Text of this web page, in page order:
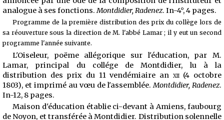
analogue à ses fonctions. Montdidier, Radenez. In-4°, 4 pages.
Programme de la première distribution des prix du collège lors de
sa réouverture sous la direction de M. l'abbé Lamar ; il y eut un second
programme l'année suivante.
L'Oiseleur, poëme allégorique sur l'éducation, par M.
Lamar, principal du collége de Montdidier, lu à la
distribution des prix du 11 vendémiaire an xii(4 octobre
1803), et imprimé au vœu de l'assemblée.Montdidier, Radenez.
In-12, 8 pages.
Maison d'éducation établie ci-devant à Amiens, faubourg
de Noyon, et transférée à Montdidier. Distribution solennelle